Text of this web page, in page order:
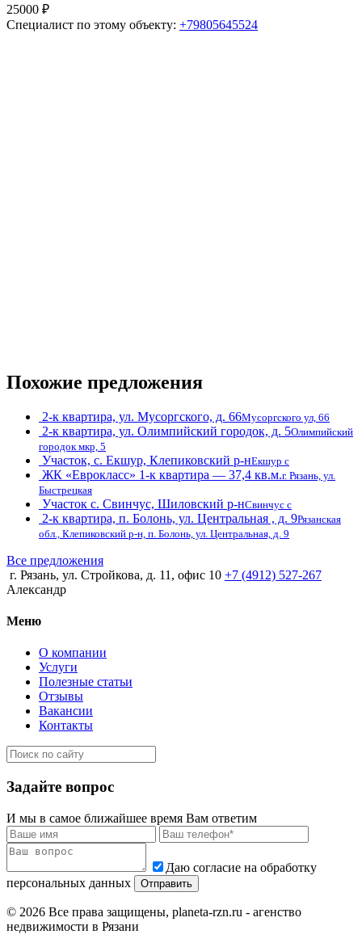
25000 ₽
Специалист по этому объекту: +79805645524
Похожие предложения
2-к квартира, ул. Мусоргского, д. 66Мусоргского ул, 66
2-к квартира, ул. Олимпийский городок, д. 5Олимпийский
городок мкр, 5
Участок, с. Екшур, Клепиковский р-нЕкшур с
ЖК «Еврокласс» 1-к квартира — 37,4 кв.м.г. Рязань, ул.
Быстрецкая
Участок с. Свинчус, Шиловский р-нСвинчус с
2-к квартира, п. Болонь, ул. Центральная , д. 9Рязанская
обл., Клепиковский р-н, п. Болонь, ул. Центральная, д. 9
Все предложения
г. Рязань, ул. Стройкова, д. 11, офис 10 +7 (4912) 527-267
Александр
Меню
О компании
Услуги
Полезные статьи
Отзывы
Вакансии
Контакты
Задайте вопрос
И мы в самое ближайшее время Вам ответим
Даю согласие на обработку
персональных данных
© 2026 Все права защищены, planeta-rzn.ru - агенство
недвижимости в Рязани